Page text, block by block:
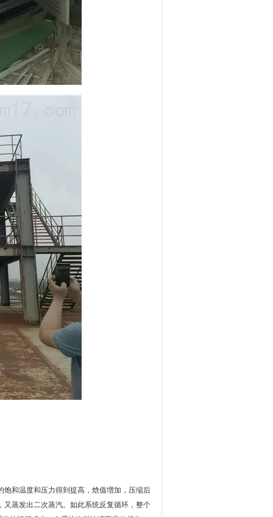
和温度和压力得到提高，焓值増加，压缩后
蒸发出二次蒸汽。如此系统反复循环，整个